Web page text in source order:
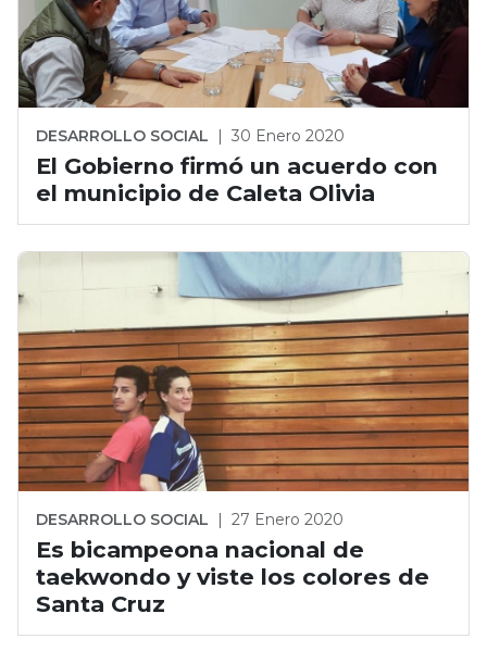
DESARROLLO SOCIAL | 30 Enero 2020
El Gobierno firmó un acuerdo con
el municipio de Caleta Olivia
DESARROLLO SOCIAL | 27 Enero 2020
Es bicampeona nacional de
taekwondo y viste los colores de
Santa Cruz